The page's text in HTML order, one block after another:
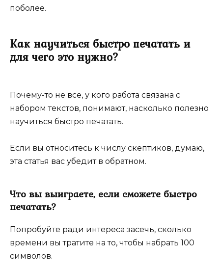
поболее.
Как научиться быстро печатать и
для чего это нужно?
Почему-то не все, у кого работа связана с
набором текстов, понимают, насколько полезно
научиться быстро печатать.
Если вы относитесь к числу скептиков, думаю,
эта статья вас убедит в обратном.
Что вы выиграете, если сможете быстро
печатать?
Попробуйте ради интереса засечь, сколько
времени вы тратите на то, чтобы набрать 100
символов.